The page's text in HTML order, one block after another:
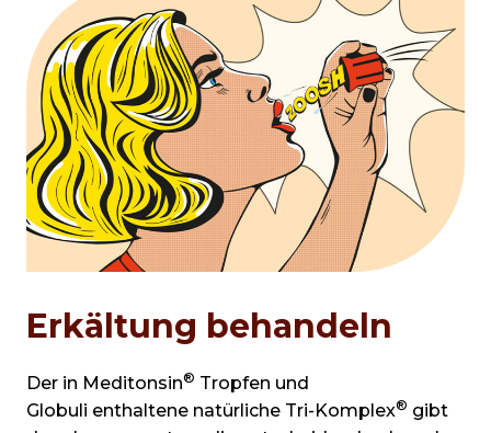
Erkältung behandeln
Der in Meditonsin® Tropfen und
Globuli enthaltene natürliche Tri-Komplex® gibt